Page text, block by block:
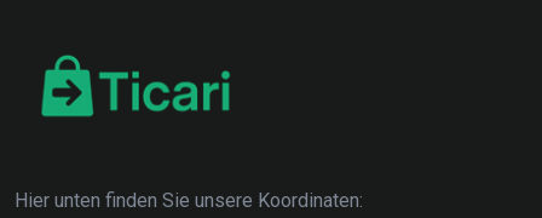
Hier unten finden Sie unsere Koordinaten: